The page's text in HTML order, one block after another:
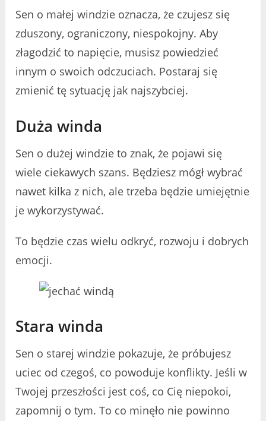
Sen o małej windzie oznacza, że ​​czujesz się
zduszony, ograniczony, niespokojny. Aby
złagodzić to napięcie, musisz powiedzieć
innym o swoich odczuciach. Postaraj się
zmienić tę sytuację jak najszybciej.
Duża winda
Sen o dużej windzie to znak, że pojawi się
wiele ciekawych szans. Będziesz mógł wybrać
nawet kilka z nich, ale trzeba będzie umiejętnie
je wykorzystywać.
To będzie czas wielu odkryć, rozwoju i dobrych
emocji.
Stara winda
Sen o starej windzie pokazuje, że próbujesz
uciec od czegoś, co powoduje konflikty. Jeśli w
Twojej przeszłości jest coś, co Cię niepokoi,
zapomnij o tym. To co minęło nie powinno